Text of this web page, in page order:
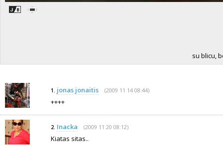
su blicu,
1. jonas jonaitis (2009 11 14 08:44)
++++
2. Inacka (2009 11 20 08:12)
Kiatas sitas..